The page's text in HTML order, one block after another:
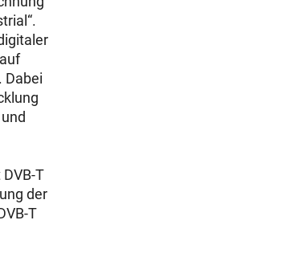
Dabei
T
der
T